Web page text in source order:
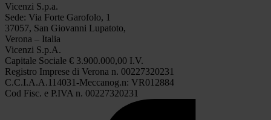
Vicenzi S.p.a.
Sede: Via Forte Garofolo, 1
37057, San Giovanni Lupatoto,
Verona – Italia
Vicenzi S.p.A.
Capitale Sociale € 3.900.000,00 I.V.
Registro Imprese di Verona n. 00227320231
C.C.I.A.A.114031-Meccanog.n: VR012884
Cod Fisc. e P.IVA n. 00227320231